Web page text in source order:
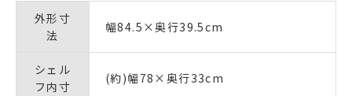
外形寸
法
幅84.5×奥行39.5cm
シェル
フ内寸
(約)幅78×奥行33cm